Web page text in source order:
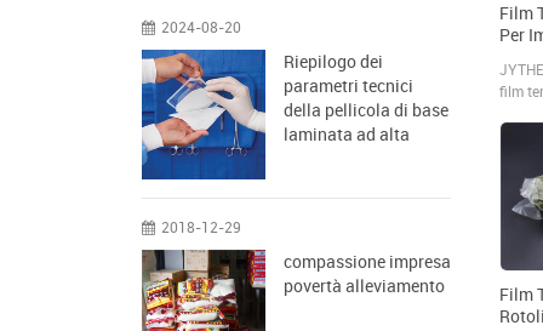
2024-08-20
Riepilogo dei
parametri tecnici
della pellicola di base
laminata ad alta
2018-12-29
compassione impresa
povertà alleviamento
Film
Per
film
su
che
in
Film